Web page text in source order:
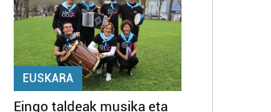
EUSKARA
Eingo taldeak musika eta